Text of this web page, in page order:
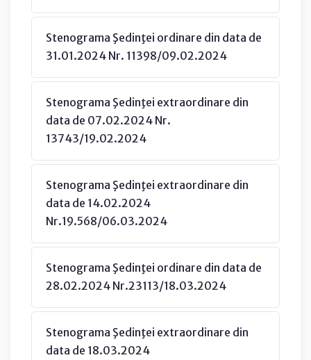
Stenograma Şedinţei ordinare din data de
31.01.2024 Nr. 11398/09.02.2024
Stenograma Şedinţei extraordinare din
data de 07.02.2024 Nr.
13743/19.02.2024
Stenograma Şedinţei extraordinare din
data de 14.02.2024
Nr.19.568/06.03.2024
Stenograma Şedinţei ordinare din data de
28.02.2024 Nr.23113/18.03.2024
Stenograma Şedinţei extraordinare din
data de 18.03.2024